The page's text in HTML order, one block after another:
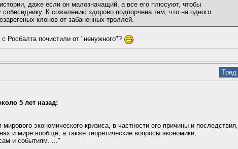
даже если он малозначащий, а все его плюсуют, чтобы
К сожалению здорово подпорчена тем, что на одного
клонов от забаненных троллей.
Росбалта почистили от "ненужного"?
Тред
5 лет назад:
экономического кризиса, в частности его причины и последствия,
и мире вообще, а также теоретические вопросы экономики,
и событиям. ..."